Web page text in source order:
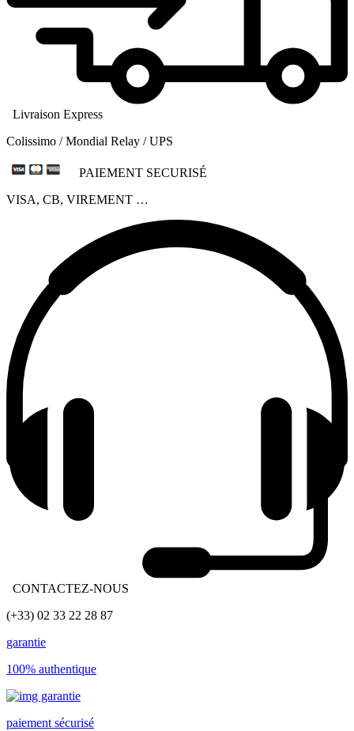
Livraison Express
Colissimo / Mondial Relay / UPS
PAIEMENT SECURISÉ
VISA, CB, VIREMENT …
CONTACTEZ-NOUS
(+33) 02 33 22 28 87
garantie
100% authentique
paiement sécurisé